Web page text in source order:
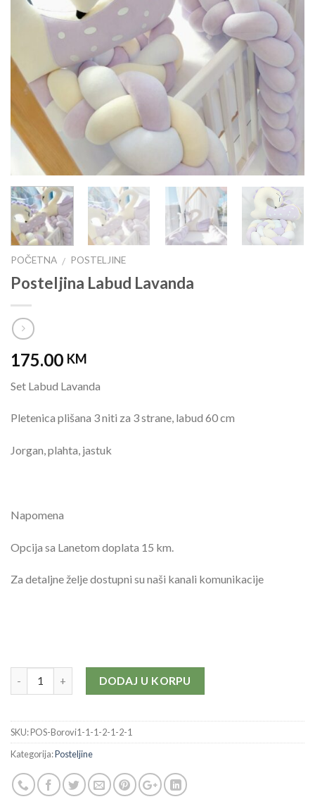
POČETNA / POSTELJINE
Posteljina Labud Lavanda
175.00 KM
Set Labud Lavanda
Pletenica plišana 3 niti za 3 strane, labud 60 cm
Jorgan, plahta, jastuk
Napomena
Opcija sa Lanetom doplata 15 km.
Za detaljne želje dostupni su naši kanali komunikacije
Količina DODAJ U KORPU
SKU:POS-Borovi1-1-1-2-1-2-1
Kategorija:Posteljine